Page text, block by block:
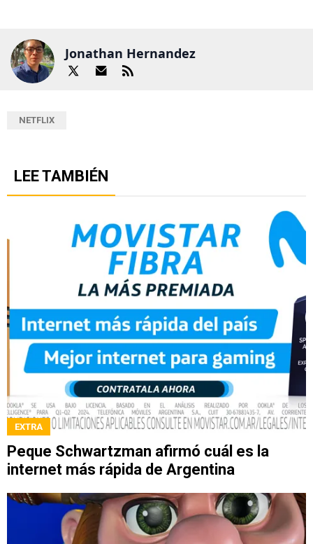
Jonathan Hernandez
NETFLIX
LEE TAMBIÉN
EXTRA
Peque Schwartzman afirmó cuál es la
internet más rápida de Argentina